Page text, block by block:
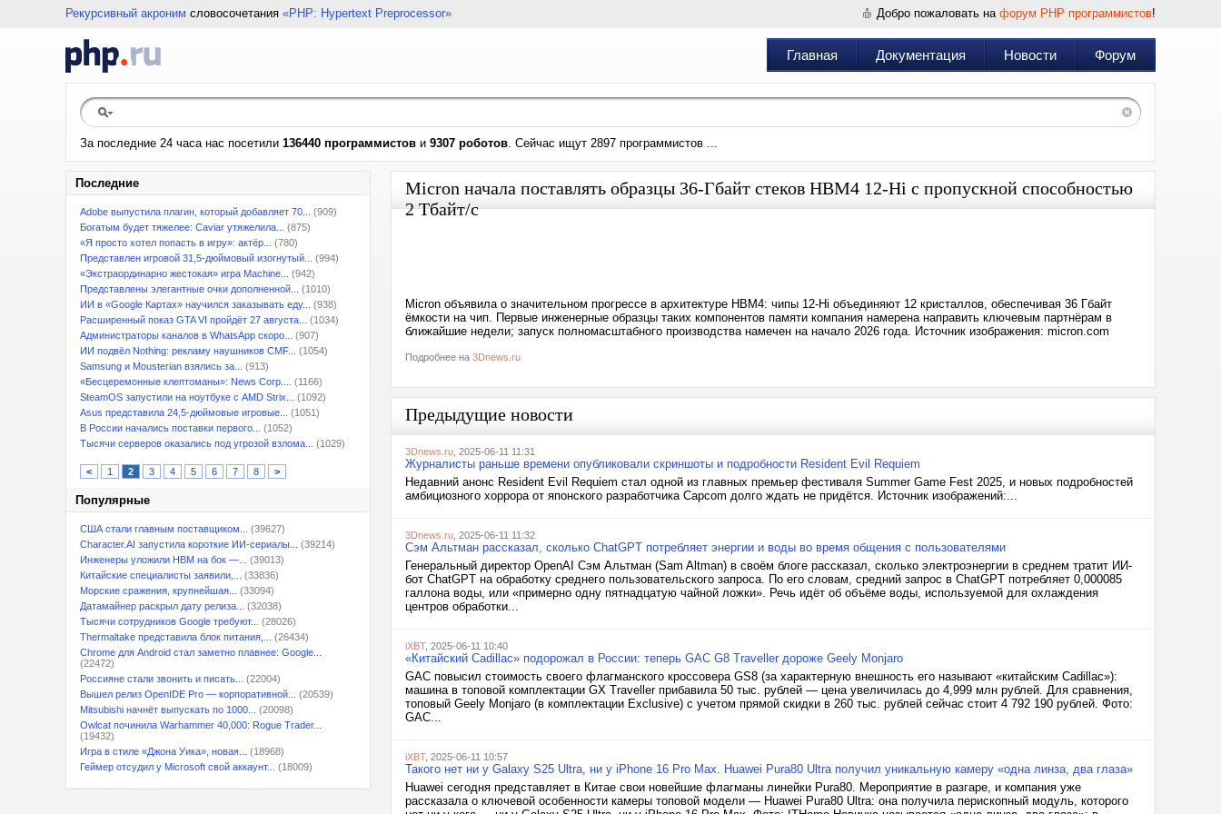
Рекурсивный акроним словосочетания «PHP: Hypertext Preprocessor» Добро пожаловать на форум PHP программистов!
Главная Документация Новости Форум
За последние 24 часа нас посетили 136440 программистов и 9307 роботов. Сейчас ищут 2897 программистов ...
Последние
Adobe выпустила плагин, который добавляет 70...
(909)
Богатым будет тяжелее: Caviar утяжелила...
(875)
«Я просто хотел попасть в игру»: актёр...
(780)
Представлен игровой 31,5-дюймовый изогнутый...
(994)
«Экстраординарно жестокая» игра Machine...
(942)
Представлены элегантные очки дополненной...
(1010)
ИИ в «Google Картах» научился заказывать еду...
(938)
Расширенный показ GTA VI пройдёт 27 августа...
(1034)
Администраторы каналов в WhatsApp скоро...
(907)
ИИ подвёл Nothing: рекламу наушников CMF...
(1054)
Samsung и Mousterian взялись за...
(913)
«Бесцеремонные клептоманы»: News Corp....
(1166)
SteamOS запустили на ноутбуке с AMD Strix...
(1092)
Asus представила 24,5-дюймовые игровые...
(1051)
В России начались поставки первого...
(1052)
Тысячи серверов оказались под угрозой взлома...
(1029)
< 1 2 3 4 5 6 7 8 >
Популярные
США стали главным поставщиком...
(39627)
Character.AI запустила короткие ИИ-сериалы...
(39214)
Инженеры уложили HBM на бок —...
(39013)
Китайские специалисты заявили,...
(33836)
Морские сражения, крупнейшая...
(33094)
Датамайнер раскрыл дату релиза...
(32038)
Тысячи сотрудников Google требуют...
(28026)
Thermaltake представила блок питания,...
(26434)
Chrome для Android стал заметно плавнее: Google...
(22472)
Россияне стали звонить и писать...
(22004)
Вышел релиз OpenIDE Pro — корпоративной...
(20539)
Mitsubishi начнёт выпускать по 1000...
(20098)
Owlcat починила Warhammer 40,000: Rogue Trader...
(19432)
Игра в стиле «Джона Уика», новая...
(18968)
Геймер отсудил у Microsoft свой аккаунт...
(18009)
Micron начала поставлять образцы 36-Гбайт стеков HBM4 12-Hi с пропускной способностью
2 Тбайт/с
Micron объявила о значительном прогрессе в архитектуре HBM4: чипы 12-Hi объединяют 12 кристаллов, обеспечивая 36 Гбайт
ёмкости на чип. Первые инженерные образцы таких компонентов памяти компания намерена направить ключевым партнёрам в
ближайшие недели; запуск полномасштабного производства намечен на начало 2026 года. Источник изображения: micron.com
Подробнее на 3Dnews.ru
Предыдущие новости
3Dnews.ru , 2025-06-11 11:31
Журналисты раньше времени опубликовали скриншоты и подробности Resident Evil Requiem
Недавний анонс Resident Evil Requiem стал одной из главных премьер фестиваля Summer Game Fest 2025, и новых подробностей
амбициозного хоррора от японского разработчика Capcom долго ждать не придётся. Источник изображений:...
3Dnews.ru , 2025-06-11 11:32
Сэм Альтман рассказал, сколько ChatGPT потребляет энергии и воды во время общения с пользователями
Генеральный директор OpenAI Сэм Альтман (Sam Altman) в своём блоге рассказал, сколько электроэнергии в среднем тратит ИИ-
бот ChatGPT на обработку среднего пользовательского запроса. По его словам, средний запрос в ChatGPT потребляет 0,000085
галлона воды, или «примерно одну пятнадцатую чайной ложки». Речь идёт об объёме воды, используемой для охлаждения
центров обработки...
iXBT, 2025-06-11 10:40
«Китайский Cadillac» подорожал в России: теперь GAC G8 Traveller дороже Geely Monjaro
GAC повысил стоимость своего флагманского кроссовера GS8 (за характерную внешность его называют «китайским Cadillac»):
машина в топовой комплектации GX Traveller прибавила 50 тыс. рублей — цена увеличилась до 4,999 млн рублей. Для сравнения,
топовый Geely Monjaro (в комплектации Exclusive) с учетом прямой скидки в 260 тыс. рублей сейчас стоит 4 792 190 рублей. Фото:
GAC...
iXBT, 2025-06-11 10:57
Такого нет ни у Galaxy S25 Ultra, ни у iPhone 16 Pro Max. Huawei Pura80 Ultra получил уникальную камеру «одна линза, два глаза»
Huawei сегодня представляет в Китае свои новейшие флагманы линейки Pura80. Мероприятие в разгаре, и компания уже
рассказала о ключевой особенности камеры топовой модели — Huawei Pura80 Ultra: она получила перископный модуль, которого